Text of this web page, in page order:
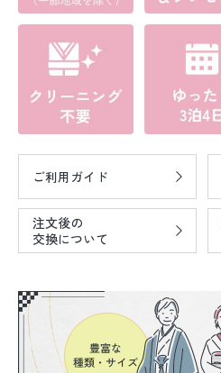
ご利用ガイド
注文後の
交換について